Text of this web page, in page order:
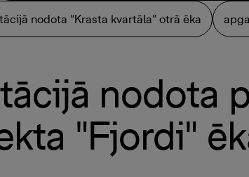
nodota “Krasta kvartāla” otrā ēka
nodota
"Fjordi"